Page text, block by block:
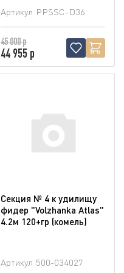
Артикул PPSSC-D36
45 000 р
44 955 р
Секция № 4 к удилищу
фидер "Volzhanka Atlas"
4.2м 120+гр (комель)
Артикул 500-034027